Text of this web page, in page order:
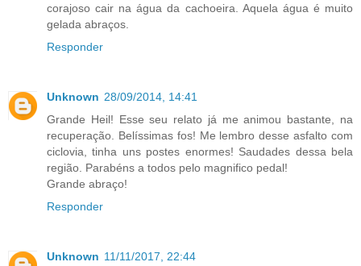
corajoso cair na água da cachoeira. Aquela água é muito
gelada abraços.
Responder
Unknown 28/09/2014, 14:41
Grande Heil! Esse seu relato já me animou bastante, na
recuperação. Belíssimas fos! Me lembro desse asfalto com
ciclovia, tinha uns postes enormes! Saudades dessa bela
região. Parabéns a todos pelo magnifico pedal!
Grande abraço!
Responder
Unknown 11/11/2017, 22:44